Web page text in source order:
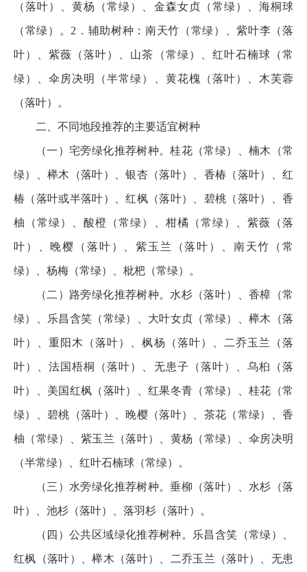
（落叶）、黄杨（常绿）、金森女贞（常绿）、海桐球
（常绿）。2．辅助树种：南天竹（常绿）、紫叶李（落
叶）、紫薇（落叶）、山茶（常绿）、红叶石楠球（常
绿）、伞房决明（半常绿）、黄花槐（落叶）、木芙蓉
（落叶）。
二、不同地段推荐的主要适宜树种
（一）宅旁绿化推荐树种。桂花（常绿）、楠木（常
绿）、榉木（落叶）、银杏（落叶）、香椿（落叶）、红
椿（落叶或半落叶）、红枫（落叶）、碧桃（落叶）、香
柚（常绿）、酸橙（常绿）、柑橘（常绿）、紫薇（落
叶）、晚樱（落叶）、紫玉兰（落叶）、南天竹（常
绿）、杨梅（常绿）、枇杷（常绿）。
（二）路旁绿化推荐树种。水杉（落叶）、香樟（常
绿）、乐昌含笑（常绿）、大叶女贞（常绿）、榉木（落
叶）、重阳木（落叶）、枫杨（落叶）、二乔玉兰（落
叶）、法国梧桐（落叶）、无患子（落叶）、乌桕（落
叶）、美国红枫（落叶）、红果冬青（常绿）、桂花（常
绿）、碧桃（落叶）、晚樱（落叶）、茶花（常绿）、香
柚（常绿）、紫玉兰（落叶）、黄杨（常绿）、伞房决明
（半常绿）、红叶石楠球（常绿）。
（三）水旁绿化推荐树种。垂柳（落叶）、水杉（落
叶）、池杉（落叶）、落羽杉（落叶）。
（四）公共区域绿化推荐树种。乐昌含笑（常绿）、
红枫（落叶）、榉木（落叶）、二乔玉兰（落叶）、无患